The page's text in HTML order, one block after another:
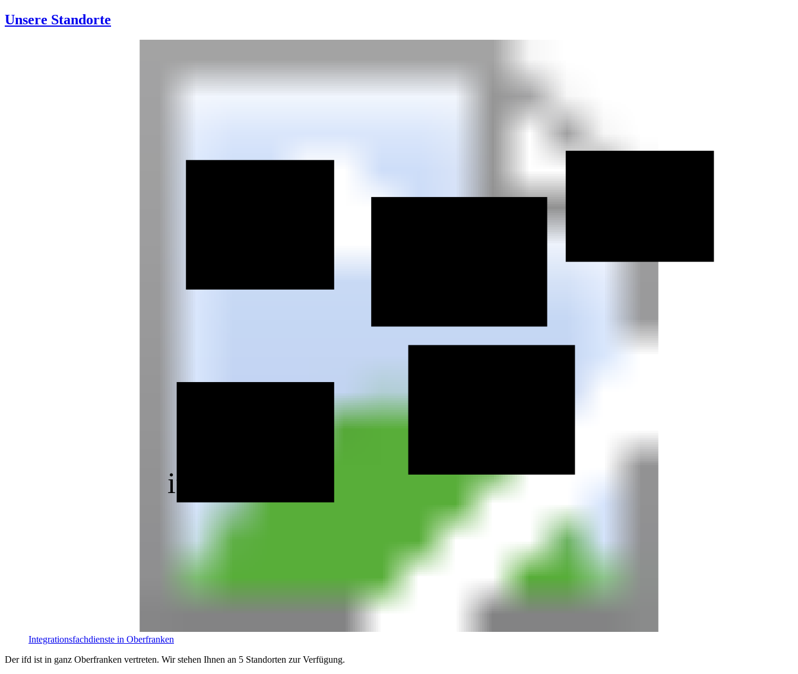
Unsere Standorte
ifd Bamberg
Integrationsfachdienste in Oberfranken
Der ifd ist in ganz Oberfranken vertreten. Wir stehen Ihnen an 5 Standorten zur Verfügung.